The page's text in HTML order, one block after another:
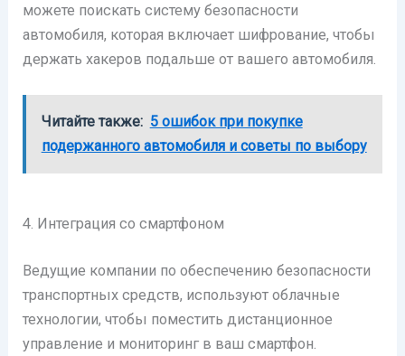
можете поискать систему безопасности
автомобиля, которая включает шифрование, чтобы
держать хакеров подальше от вашего автомобиля.
Читайте также: 5 ошибок при покупке
подержанного автомобиля и советы по выбору
4. Интеграция со смартфоном
Ведущие компании по обеспечению безопасности
транспортных средств, используют облачные
технологии, чтобы поместить дистанционное
управление и мониторинг в ваш смартфон.